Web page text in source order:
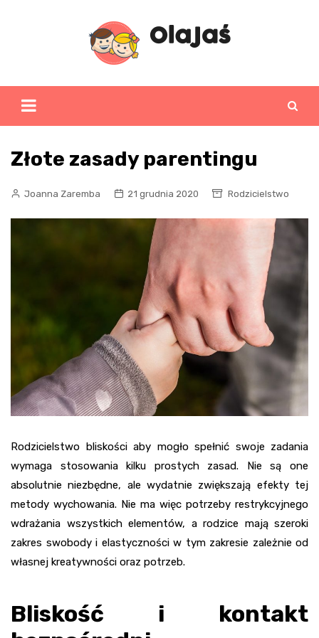
Złote zasady parentingu
Joanna Zaremba 21 grudnia 2020 Rodzicielstwo
Rodzicielstwo bliskości aby mogło spełnić swoje zadania
wymaga stosowania kilku prostych zasad. Nie są one
absolutnie niezbędne, ale wydatnie zwiększają efekty tej
metody wychowania. Nie ma więc potrzeby restrykcyjnego
wdrażania wszystkich elementów, a rodzice mają szeroki
zakres swobody i elastyczności w tym zakresie zależnie od
własnej kreatywności oraz potrzeb.
Bliskość i kontakt